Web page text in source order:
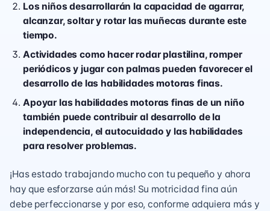
Los niños desarrollarán la capacidad de agarrar,
alcanzar, soltar y rotar las muñecas durante este
tiempo.
Actividades como hacer rodar plastilina, romper
periódicos y jugar con palmas pueden favorecer el
desarrollo de las habilidades motoras finas.
Apoyar las habilidades motoras finas de un niño
también puede contribuir al desarrollo de la
independencia, el autocuidado y las habilidades
para resolver problemas.
¡Has estado trabajando mucho con tu pequeño y ahora
hay que esforzarse aún más! Su motricidad fina aún
debe perfeccionarse y por eso, conforme adquiera más y